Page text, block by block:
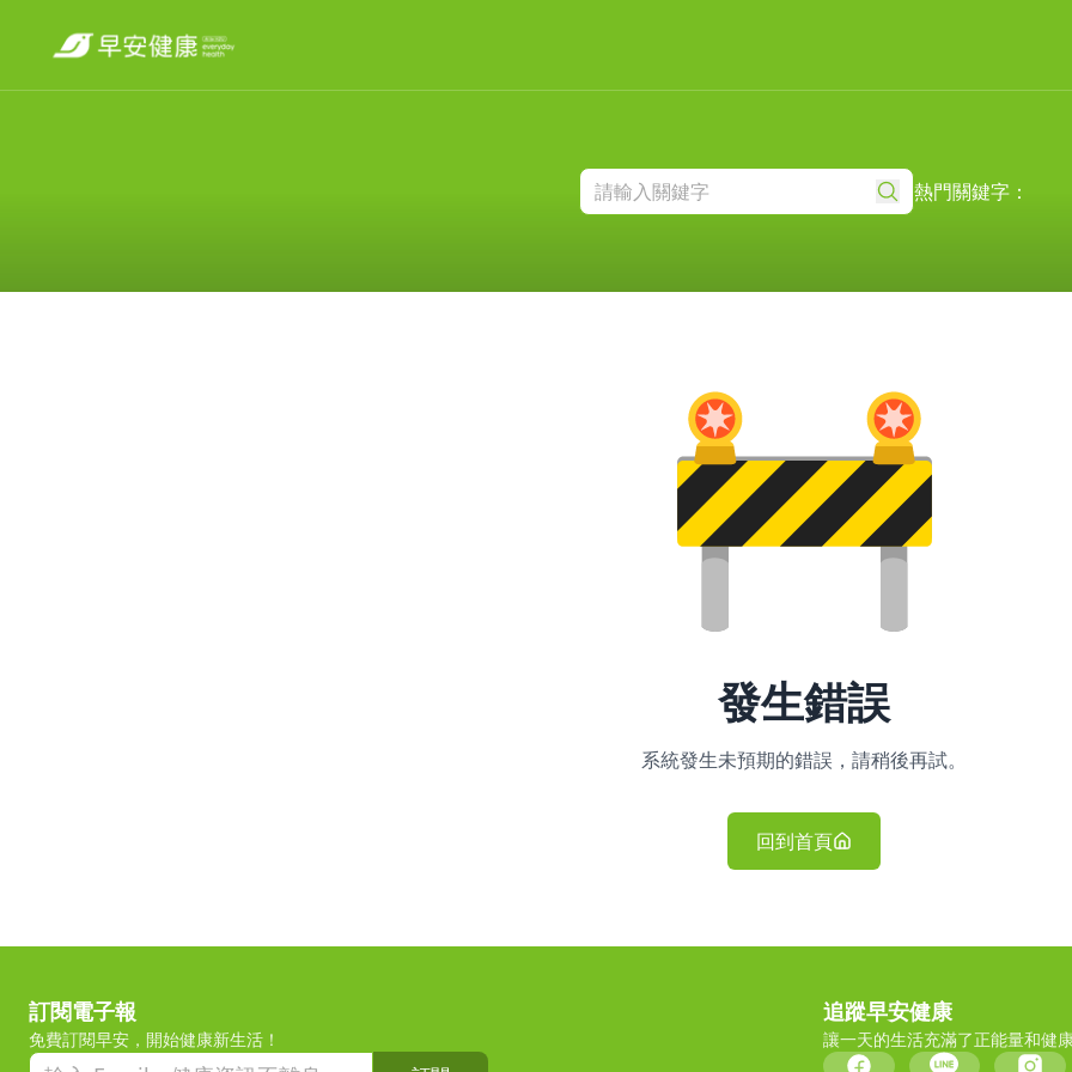
熱門關鍵字：
發生錯誤
系統發生未預期的錯誤，請稍後再試。
回到首頁
訂閱電子報
免費訂閱早安，開始健康新生活！
追蹤早安健康
讓一天的生活充滿了正能量和健